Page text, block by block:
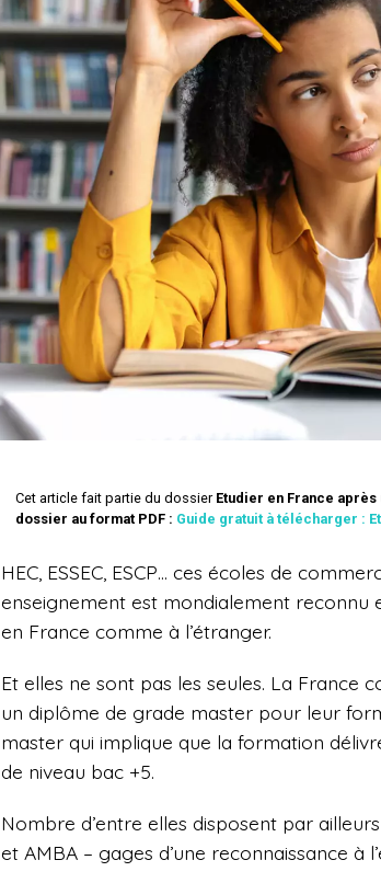
Cet article fait partie du dossier Etudier en France
dossier au format PDF : Guide gratuit à télécharger :
HEC, ESSEC, ESCP… ces écoles de
enseignement est mondialement reconnu
en France comme à l’étranger.
Et elles ne sont pas les seules. La France
un diplôme de grade master pour leur
master qui implique que la formation
de niveau bac +5.
Nombre d’entre elles disposent par
et AMBA – gages d’une reconnaissance à